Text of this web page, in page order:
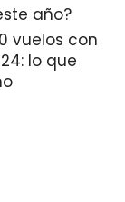
año?
vuelos con
lo que